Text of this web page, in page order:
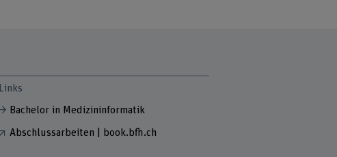
Links
Bachelor in Medizininformatik
Abschlussarbeiten | book.bfh.ch